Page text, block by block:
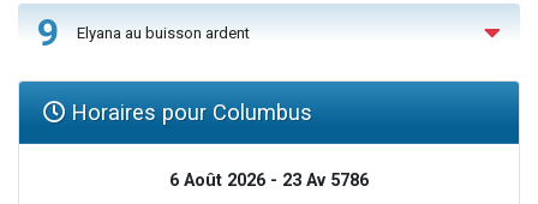
9 Elyana au buisson ardent
Horaires pour Columbus
6 Août 2026 - 23 Av 5786